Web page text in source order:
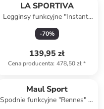
LA SPORTIVA
Legginsy funkcyjne "Instant"
w kolorze czarno-turkusowym
-70%
139,95 zł
Cena producenta: 478,50 zł*
Maul Sport
Spodnie funkcyjne "Rennes" w